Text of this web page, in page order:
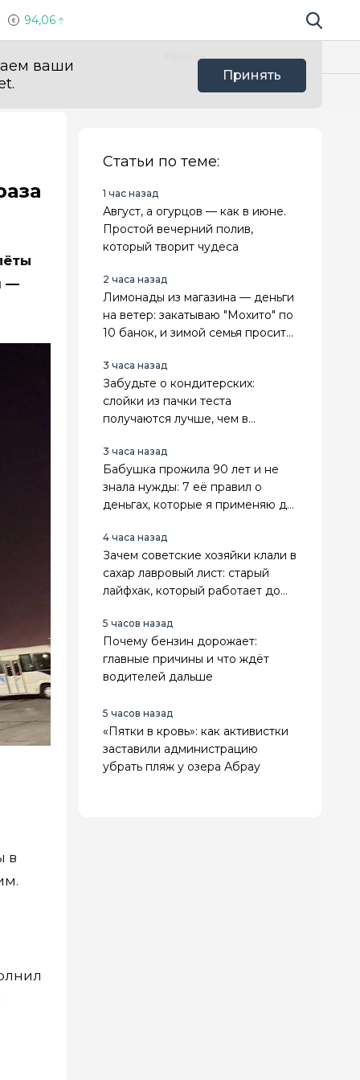
94,06 Поиск по
ваши
Принять
Польза
—
в
Статьи по теме:
1 час назад
Август, а огурцов — как в июне.
Простой вечерний полив,
который творит чудеса
2 часа назад
Лимонады из магазина — деньги
на ветер: закатываю "Мохито" по
10 банок, и зимой семья просит
3 часа назад
Забудьте о кондитерских:
слойки из пачки теста
получаются лучше, чем в
3 часа назад
Бабушка прожила 90 лет и не
знала нужды: 7 её правил о
деньгах, которые я применяю до
4 часа назад
Зачем советские хозяйки клали в
сахар лавровый лист: старый
лайфхак, который работает до
5 часов назад
Почему бензин дорожает:
главные причины и что ждёт
водителей дальше
5 часов назад
«Пятки в кровь»: как активистки
заставили администрацию
убрать пляж у озера Абрау